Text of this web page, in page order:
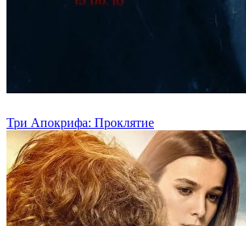
Три Апокрифа: Проклятие